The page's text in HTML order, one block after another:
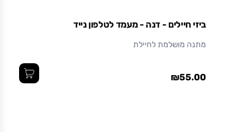
ביזי חיילים - דנה - מעמד לטלפון נייד
מתנה מושלמת לחיילת
₪55.00